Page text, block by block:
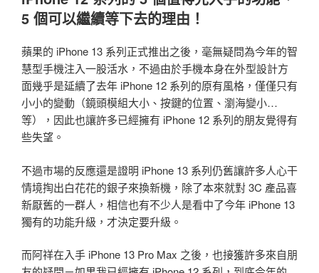
5 個可以繼續等下去的理由！
蘋果的 iPhone 13 系列正式推出之後，毫無疑問為今年的智
慧型手機注入一股活水，不過由於手機本身在外型設計方
面幾乎是延續了去年 iPhone 12 系列的原有風格，僅僅只有
小小的變動（鏡頭模組大小、按鍵的位置、瀏海變小…
等），因此也讓許多已經擁有 iPhone 12 系列的朋友覺得有
些失望。
不過市場的反應還是證明 iPhone 13 系列仍舊讓許多人心干
情境掏出白花花的銀子來換新機，除了本來就對 3C 產品喜
新厭舊的一群人，相信也有不少人是看中了今年 iPhone 13
獨有的功能升級，才決定要升級。
而阿祥在入手 iPhone 13 Pro Max 之後，也接獲許多來自朋